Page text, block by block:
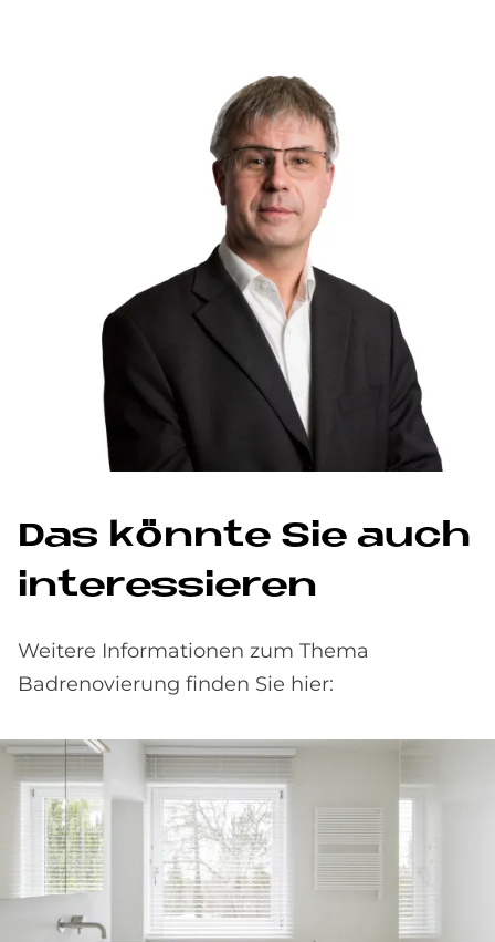
Das könnte Sie auch
interessieren
Weitere Informationen zum Thema
Badrenovierung finden Sie hier: